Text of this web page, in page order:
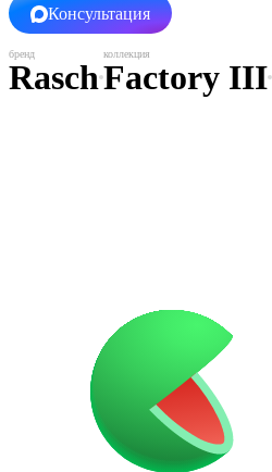
Консультация
RaschFactory III